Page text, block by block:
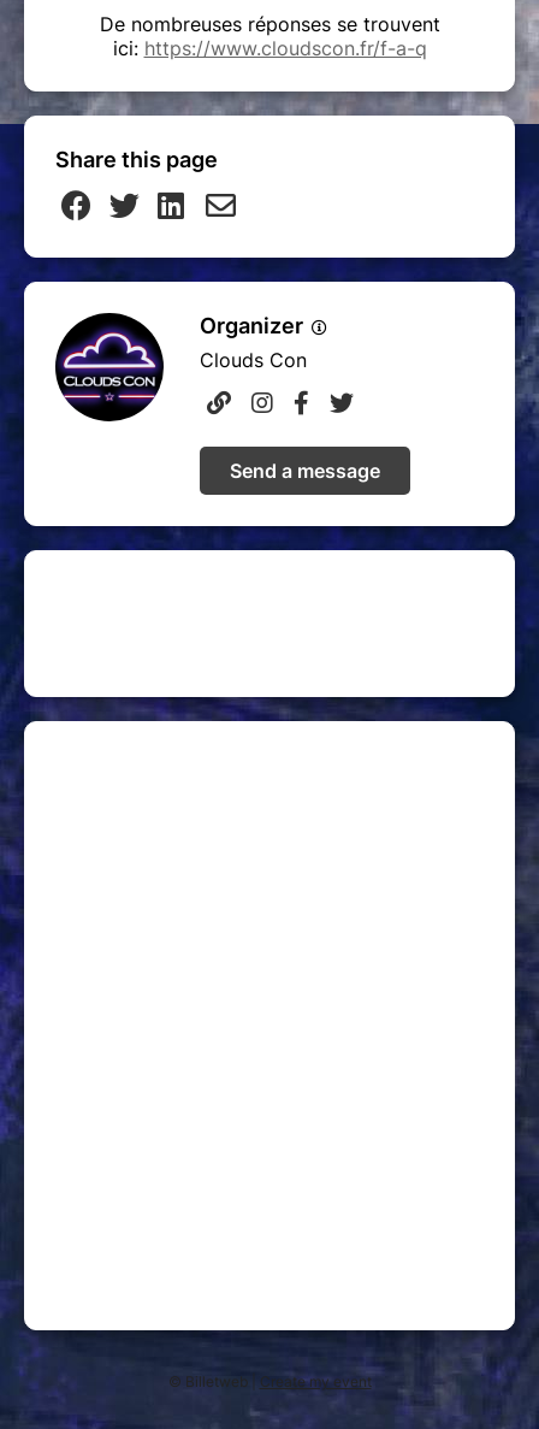
De nombreuses réponses se trouvent
ici: https://www.cloudscon.fr/f-a-q
Share this page
Organizer
Clouds Con
Send a message
© Billetweb | Create my event